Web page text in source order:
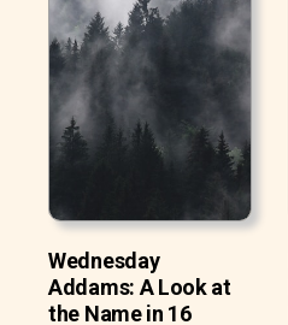
Wednesday
Addams: A Look at
the Name in 16